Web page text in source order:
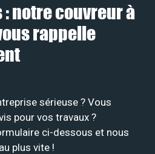
: notre couvreur à
rappelle
sérieuse ? Vous
pour vos travaux ?
ci-dessous et nous
plus vite !